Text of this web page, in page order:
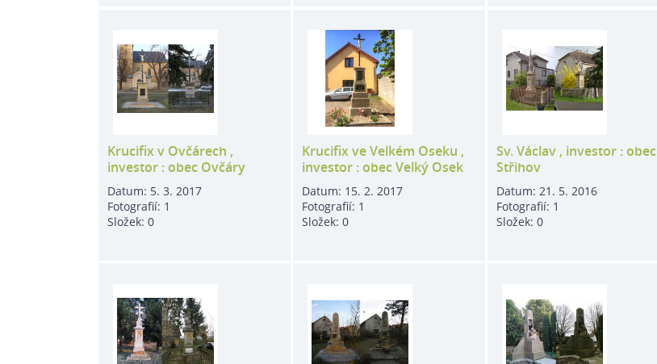
Krucifix v Ovčárech ,
investor : obec Ovčáry
Datum: 5. 3. 2017
Fotografií: 1
Složek: 0
Krucifix ve Velkém Oseku ,
investor : obec Velký Osek
Datum: 15. 2. 2017
Fotografií: 1
Složek: 0
Sv. Václav , investor : obec
Střihov
Datum:21. 5. 2016
Fotografií: 1
Složek:0